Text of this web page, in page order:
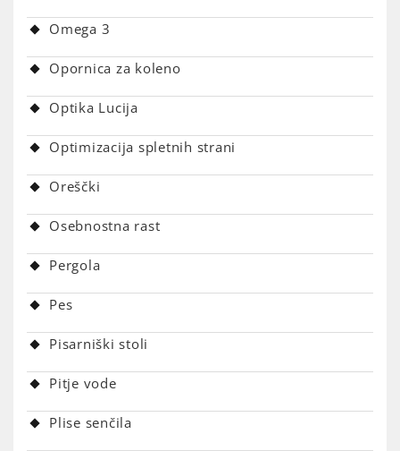
Omega 3
Opornica za koleno
Optika Lucija
Optimizacija spletnih strani
Oreščki
Osebnostna rast
Pergola
Pes
Pisarniški stoli
Pitje vode
Plise senčila